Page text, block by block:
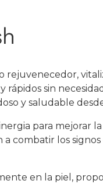
rejuvenecedor,
rápidos sin
y saludable
para mejorar
combatir los
en la piel,